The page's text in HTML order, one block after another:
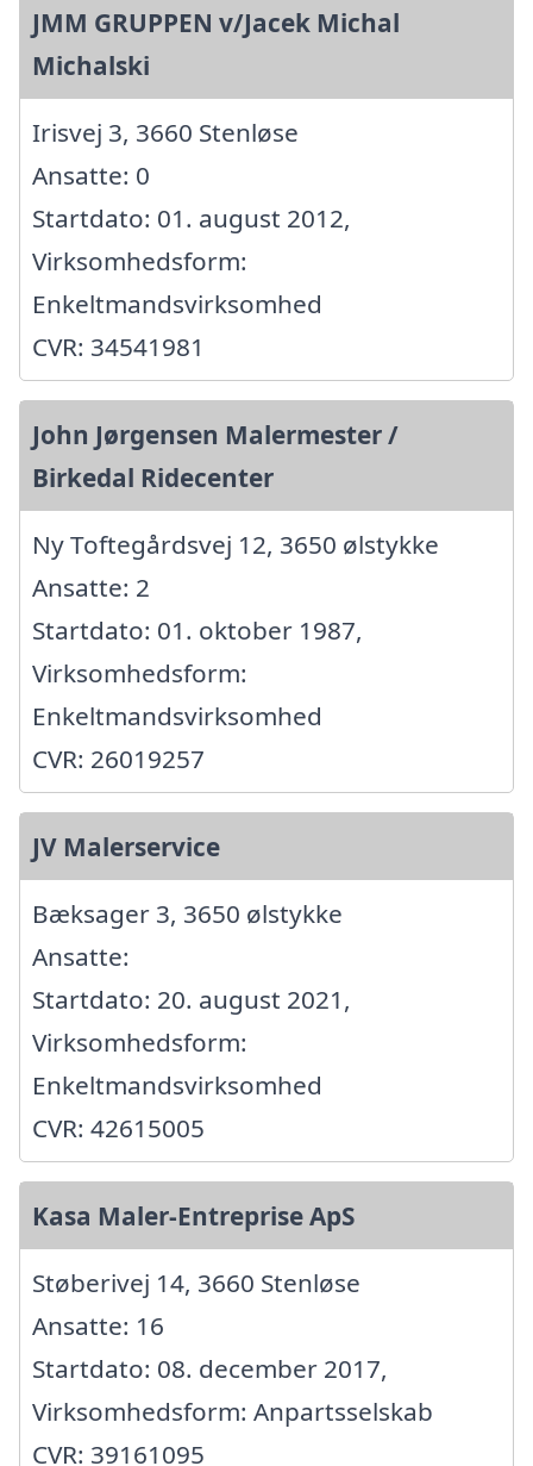
JMM GRUPPEN v/Jacek Michal
Michalski
Irisvej 3, 3660 Stenløse
Ansatte: 0
Startdato: 01. august 2012,
Virksomhedsform:
Enkeltmandsvirksomhed
CVR: 34541981
John Jørgensen Malermester /
Birkedal Ridecenter
Ny Toftegårdsvej 12, 3650 ølstykke
Ansatte: 2
Startdato: 01. oktober 1987,
Virksomhedsform:
Enkeltmandsvirksomhed
CVR: 26019257
JV Malerservice
Bæksager 3, 3650 ølstykke
Ansatte:
Startdato: 20. august 2021,
Virksomhedsform:
Enkeltmandsvirksomhed
CVR: 42615005
Kasa Maler-Entreprise ApS
Støberivej 14, 3660 Stenløse
Ansatte: 16
Startdato: 08. december 2017,
Virksomhedsform: Anpartsselskab
CVR: 39161095